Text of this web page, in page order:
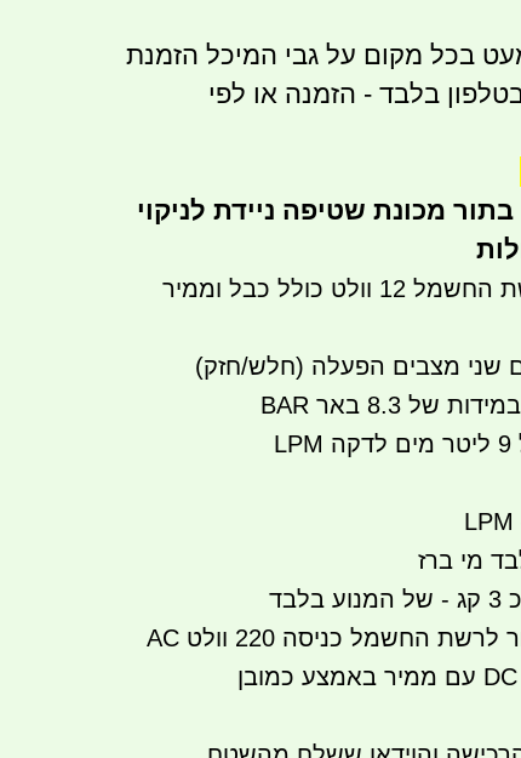
בכל מקום על גבי המיכל הזמנת
בלבד - הזמנה או לפי
מכונת שטיפה ניידת לניקוי
עובדת על חיבור לרשת החשמל 12 וולט כולל כבל וממיר
מי ברז
מגיע כולל כבל לחיבור לרשת החשמל כניסה 220 וולט AC